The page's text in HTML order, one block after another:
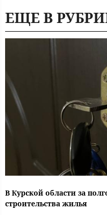
ЕЩЕ В
В Курской области за
строительства жилья